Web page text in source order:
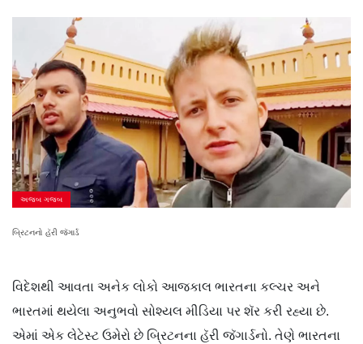
અજબ ગજબ
બ્રિટનનો હૅરી જૅગાર્ડ
વિદેશથી આવતા અનેક લોકો આજકાલ ભારતના કલ્ચર અને
ભારતમાં થયેલા અનુભવો સોશ્યલ મીડિયા પર શૅર કરી રહ્યા છે.
એમાં એક લેટેસ્ટ ઉમેરો છે બ્રિટનના હૅરી જૅગાર્ડનો. તેણે ભારતના